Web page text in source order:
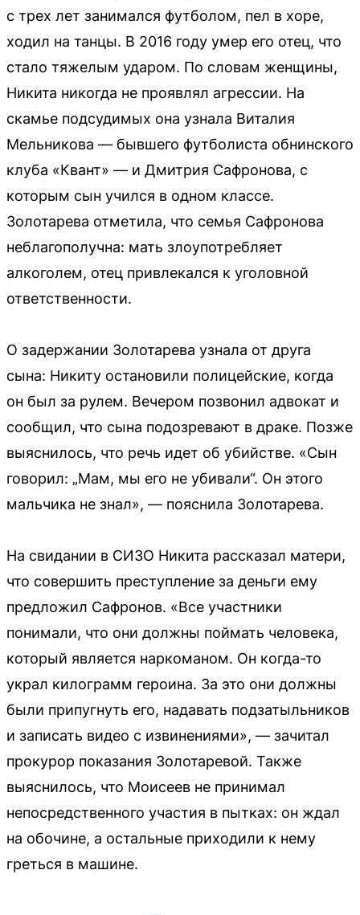
с трех лет занимался футболом, пел в хоре,
ходил на танцы. В 2016 году умер его отец, что
стало тяжелым ударом. По словам женщины,
Никита никогда не проявлял агрессии. На
скамье подсудимых она узнала Виталия
Мельникова — бывшего футболиста обнинского
клуба «Квант» — и Дмитрия Сафронова, с
которым сын учился в одном классе.
Золотарева отметила, что семья Сафронова
неблагополучна: мать злоупотребляет
алкоголем, отец привлекался к уголовной
ответственности.
О задержании Золотарева узнала от друга
сына: Никиту остановили полицейские, когда
он был за рулем. Вечером позвонил адвокат и
сообщил, что сына подозревают в драке. Позже
выяснилось, что речь идет об убийстве. «Сын
говорил: „Мам, мы его не убивали“. Он этого
мальчика не знал», — пояснила Золотарева.
На свидании в СИЗО Никита рассказал матери,
что совершить преступление за деньги ему
предложил Сафронов. «Все участники
понимали, что они должны поймать человека,
который является наркоманом. Он когда-то
украл килограмм героина. За это они должны
были припугнуть его, надавать подзатыльников
и записать видео с извинениями», — зачитал
прокурор показания Золотаревой. Также
выяснилось, что Моисеев не принимал
непосредственного участия в пытках: он ждал
на обочине, а остальные приходили к нему
греться в машине.